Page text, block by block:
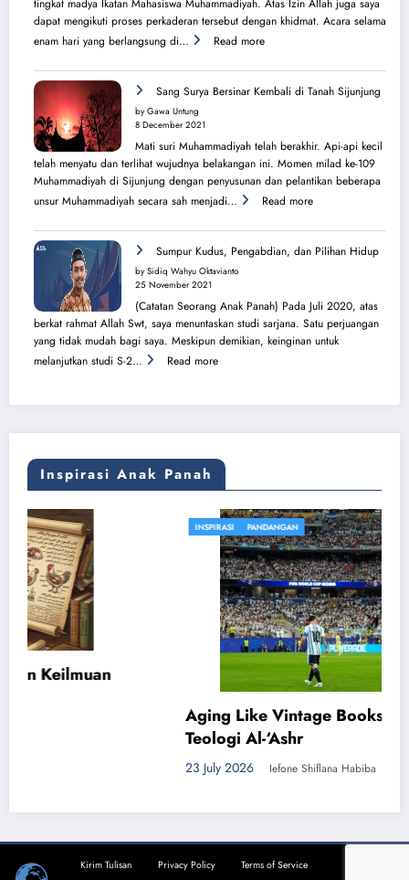
Yani
tingkat madya Ikatan Mahasiswa Muhammadiyah. Atas Izin Allah juga saya
dapat mengikuti proses perkaderan tersebut dengan khidmat. Acara selama
enam hari yang berlangsung di…
Read more:
Cahaya
Sang
Balik
Pura
Sang Surya Bersinar Kembali di Tanah Sijunjung
by Gawa Untung
8 December 2021
Mati suri Muhammadiyah telah berakhir. Api-api kecil
telah menyatu dan terlihat wujudnya belakangan ini. Momen milad ke-109
Muhammadiyah di Sijunjung dengan penyusunan dan pelantikan beberapa
unsur Muhammadiyah secara sah menjadi…
Read more:
Surya
Bersinar
Tanah
Sijunjung
Sumpur Kudus, Pengabdian, dan Pilihan Hidup
by Sidiq Wahyu Oktavianto
25 November 2021
(Catatan Seorang Anak Panah) Pada Juli 2020, atas
berkat rahmat Allah Swt, saya menuntaskan studi sarjana. Satu perjuangan
yang tidak mudah bagi saya. Meskipun demikian, keinginan untuk
melanjutkan studi S-2…
Read more:
Pengabdian,
Hidup
Inspirasi Anak Panah
INSPIRASI
Aging Like Vintage Books: Lionel Messi dan
Iefone Shiflana Habiba
Kirim Tulisan Privacy Policy Terms of Service